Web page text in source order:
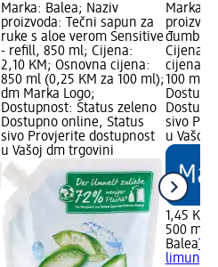
Marka: Balea; Naziv
proizvoda: Tečni sapun za
ruke s aloe verom Sensitive
- refill, 850 ml; Cijena:
2,10 KM; Osnovna cijena:
850 ml (0,25 KM za 100 ml);
dm Marka Logo;
Dostupnost: Status zeleno
Dostupno online, Status
sivo Provjerite dostupnost
u Vašoj dm trgovini
Marka:
đumbir
Cijena:
cijena:
100 ml);
sivo
u Vašoj
1,45 KM
500 ml
Balea
limun,